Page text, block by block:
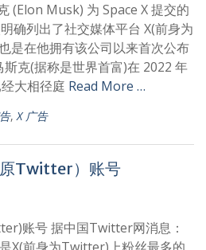
(Elon Musk) 为 Space X 提交的
确列出了社交媒体平台 X(前身为
是在他拥有该公司以来首次公布
克(据称是世界首富)在 2022 年
大相径庭 Read More …
,X 广告
Twitter）账号
账号 据中国Twitter网消息：